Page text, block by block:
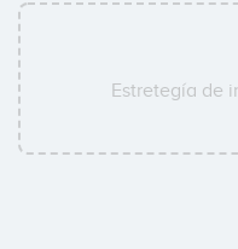
Estretegía de